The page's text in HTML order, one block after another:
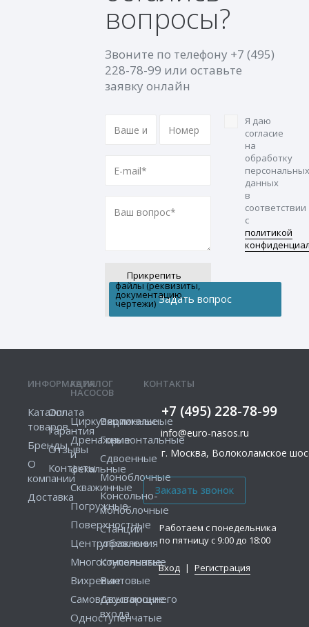
вопросы?
Звоните по телефону +7 (495)
228-78-99 или оставьте
заявку онлайн
Прикрепить
файлы (реквизиты,
документацию,
чертежи)
Я даю
согласие
на
обработку
персональных
данных
в
соответствии
с
политикой
КОНТАКТЫ
+7 (495) 228-78-99
info@euro-nasos.ru
г. Москва, Волоколамское
Работаем с понедельника
по пятницу с 9:00 до 18:00
Вход | Регистрация
ИНФОРМАЦИЯ
Каталог
товаров
Бренды
О
компании
Доставка
Оплата
Гарантия
Отзывы
Контакты
КАТАЛОГ
НАСОСОВ
Циркуляционные
Дренажные
и
фекальные
Скважинные
Погружные
Поверхностные
Центробежные
Многоступенчатые
Вихревые
Самовсасывающие
Одноступенчатые
Вертикальные
Горизонтальные
Сдвоенные
Моноблочные
Консольно-
моноблочные
Станции
управления
Консольные
Винтовые
Двустороннего
входа